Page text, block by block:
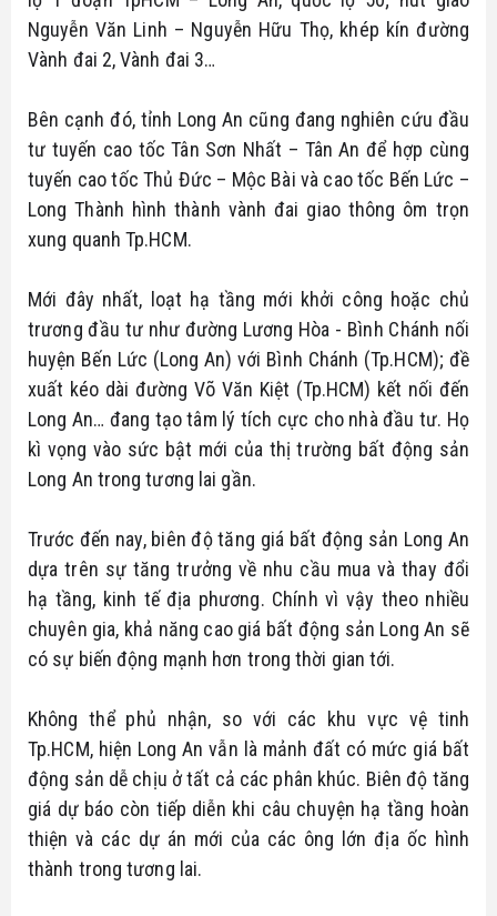
Nguyễn Văn Linh – Nguyễn Hữu Thọ, khép kín đường
Vành đai 2, Vành đai 3…
Bên cạnh đó, tỉnh Long An cũng đang nghiên cứu đầu
tư tuyến cao tốc Tân Sơn Nhất – Tân An để hợp cùng
tuyến cao tốc Thủ Đức – Mộc Bài và cao tốc Bến Lức –
Long Thành hình thành vành đai giao thông ôm trọn
xung quanh Tp.HCM.
Mới đây nhất, loạt hạ tầng mới khởi công hoặc chủ
trương đầu tư như đường Lương Hòa - Bình Chánh nối
huyện Bến Lức (Long An) với Bình Chánh (Tp.HCM); đề
xuất kéo dài đường Võ Văn Kiệt (Tp.HCM) kết nối đến
Long An… đang tạo tâm lý tích cực cho nhà đầu tư. Họ
kì vọng vào sức bật mới của thị trường bất động sản
Long An trong tương lai gần.
Trước đến nay, biên độ tăng giá bất động sản Long An
dựa trên sự tăng trưởng về nhu cầu mua và thay đổi
hạ tầng, kinh tế địa phương. Chính vì vậy theo nhiều
chuyên gia, khả năng cao giá bất động sản Long An sẽ
có sự biến động mạnh hơn trong thời gian tới.
Không thể phủ nhận, so với các khu vực vệ tinh
Tp.HCM, hiện Long An vẫn là mảnh đất có mức giá bất
động sản dễ chịu ở tất cả các phân khúc. Biên độ tăng
giá dự báo còn tiếp diễn khi câu chuyện hạ tầng hoàn
thiện và các dự án mới của các ông lớn địa ốc hình
thành trong tương lai.